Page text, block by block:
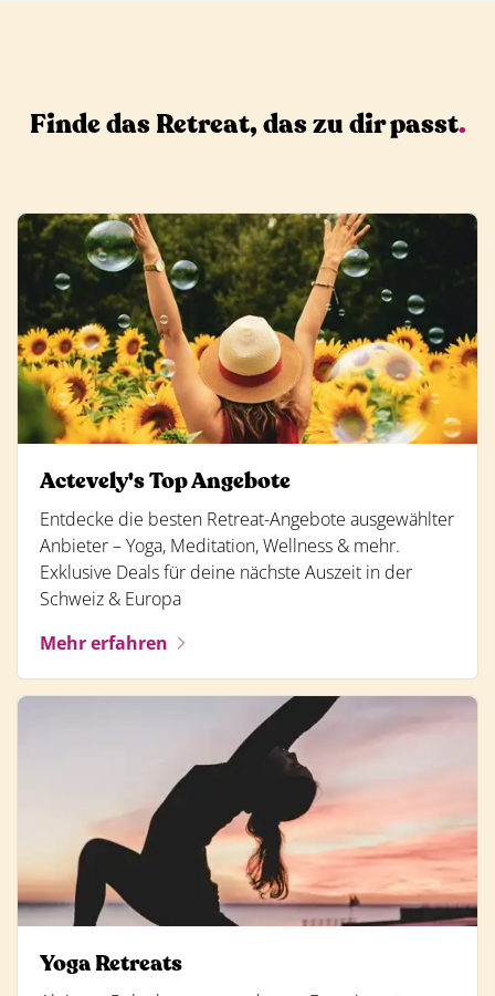
Finde das Retreat, das zu dir passt.
Actevely's Top Angebote
Entdecke die besten Retreat-Angebote ausgewählter
Anbieter – Yoga, Meditation, Wellness & mehr.
Exklusive Deals für deine nächste Auszeit in der
Schweiz & Europa
Mehr erfahren
Yoga Retreats